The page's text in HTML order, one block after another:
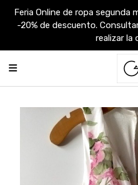
Feria Online de ropa segunda
-20% de descuento.
realizar la